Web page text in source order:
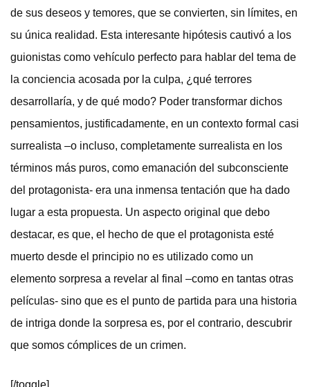
de sus deseos y temores, que se convierten, sin límites, en
su única realidad. Esta interesante hipótesis cautivó a los
guionistas como vehículo perfecto para hablar del tema de
la conciencia acosada por la culpa, ¿qué terrores
desarrollaría, y de qué modo? Poder transformar dichos
pensamientos, justificadamente, en un contexto formal casi
surrealista –o incluso, completamente surrealista en los
términos más puros, como emanación del subconsciente
del protagonista- era una inmensa tentación que ha dado
lugar a esta propuesta. Un aspecto original que debo
destacar, es que, el hecho de que el protagonista esté
muerto desde el principio no es utilizado como un
elemento sorpresa a revelar al final –como en tantas otras
películas- sino que es el punto de partida para una historia
de intriga donde la sorpresa es, por el contrario, descubrir
que somos cómplices de un crimen.